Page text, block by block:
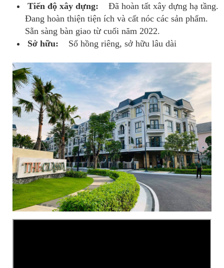
Tiến độ xây dựng:
Đã hoàn tất xây dựng hạ tầng.
Đang hoàn thiện tiện ích và cất nóc các sản phẩm.
Sẵn sàng bàn giao từ cuối năm 2022.
Sở hữu: Sổ hồng riêng, sở hữu lâu dài